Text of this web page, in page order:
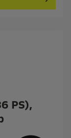
PS),